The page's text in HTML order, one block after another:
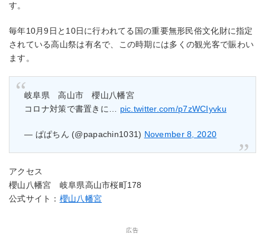
す。
毎年10月9日と10日に行われてる国の重要無形民俗文化財に指定
されている高山祭は有名で、この時期には多くの観光客で賑わい
ます。
岐阜県 高山市 櫻山八幡宮
コロナ対策で書置きに… pic.twitter.com/p7zWCIyvku
— ぱぱちん (@papachin1031) November 8, 2020
アクセス
櫻山八幡宮 岐阜県高山市桜町178
公式サイト： 櫻山八幡宮
広告